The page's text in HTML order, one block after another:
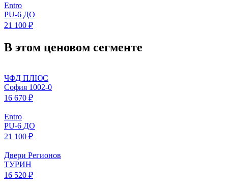
Entro
PU-6 ДО
21 100 ₽
В этом ценовом сегменте
ЧФД ПЛЮС
София 1002-0
16 670 ₽
Entro
PU-6 ДО
21 100 ₽
Двери Регионов
ТУРИН
16 520 ₽